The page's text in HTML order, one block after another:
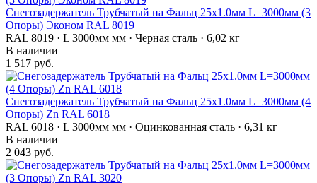
Снегозадержатель Трубчатый на Фальц 25х1.0мм L=3000мм (3
Опоры) Эконом RAL 8019
RAL 8019 · L 3000мм мм · Черная сталь · 6,02 кг
В наличии
1 517 руб.
Снегозадержатель Трубчатый на Фальц 25х1.0мм L=3000мм (4
Опоры) Zn RAL 6018
RAL 6018 · L 3000мм мм · Оцинкованная сталь · 6,31 кг
В наличии
2 043 руб.